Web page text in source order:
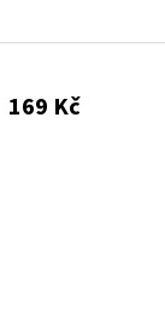
169 Kč